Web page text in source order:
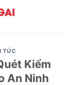
TỨC
Kiểm
An Ninh